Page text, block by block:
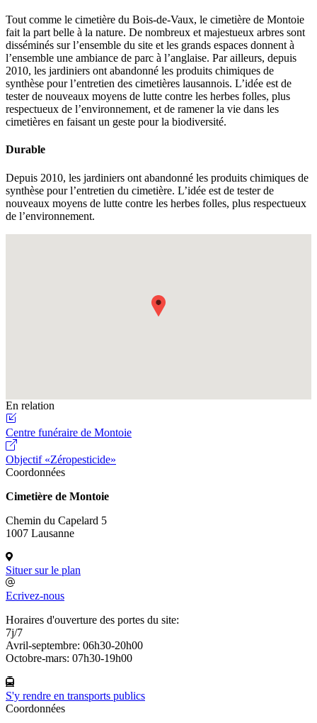
Tout comme le cimetière du Bois-de-Vaux, le cimetière de Montoie
fait la part belle à la nature. De nombreux et majestueux arbres sont
disséminés sur l’ensemble du site et les grands espaces donnent à
l’ensemble une ambiance de parc à l’anglaise. Par ailleurs, depuis
2010, les jardiniers ont abandonné les produits chimiques de
synthèse pour l’entretien des cimetières lausannois. L’idée est de
tester de nouveaux moyens de lutte contre les herbes folles, plus
respectueux de l’environnement, et de ramener la vie dans les
cimetières en faisant un geste pour la biodiversité.
Durable
Depuis 2010, les jardiniers ont abandonné les produits chimiques de
synthèse pour l’entretien du cimetière. L’idée est de tester de
nouveaux moyens de lutte contre les herbes folles, plus respectueux
de l’environnement.
En relation
Centre funéraire de Montoie
Objectif «Zéropesticide»
Coordonnées
Cimetière de Montoie
Chemin du Capelard 5
1007 Lausanne
Situer sur le plan
Ecrivez-nous
Horaires d'ouverture des portes du site:
7j/7
Avril-septembre: 06h30-20h00
Octobre-mars: 07h30-19h00
S'y rendre en transports publics
Coordonnées